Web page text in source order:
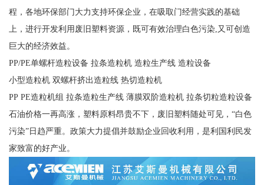
程，各地环保部门大力支持环保企业，在吸取门经营实践的基础
上，进行开发利用废旧塑料资源，既可有效治理白色污染,又可创造
巨大的经济效益。
PP/PE单螺杆造粒设备 拉条造粒机 造粒生产线 造粒设备
小型造粒机 双螺杆挤出造粒线 热切造粒机
PP PE造粒机组 拉条造粒生产线 薄膜双阶造粒机 拉条切粒造粒设备
石油价格一再高涨，塑料原料昂贵不下，废旧塑料随处可见，“白色
污染”日趋严重。政策大力提倡并鼓励企业回收利用，是利国利民发
家致富的好产业。